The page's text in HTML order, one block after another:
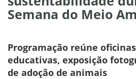
Semana do Meio
Programação reúne
educativas, exposição
de adoção de animais